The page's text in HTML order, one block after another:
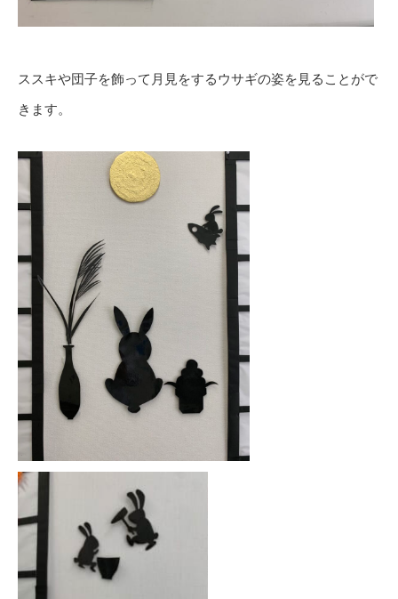
ススキや団子を飾って月見をするウサギの姿を見ることがで
きます。